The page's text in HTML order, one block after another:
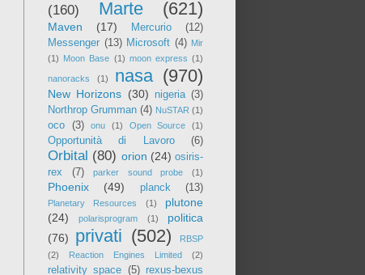
(160)
Marte (621)
Maven (17) Mercurio
(12)
Messenger (13) Microsoft (4) Mir
(1) Moon Base (1) moon express (1)
nanoracks (1) nasa (970)
New Horizons (30) nigeria (3)
Northrop Grumman (4) NuSTAR (1)
oco (3) onu (1) Open Source (1)
Opportunità di Lavoro (6)
Orbital (80) orion (24) osiris-
rex
(7) parker sound probe (1)
Phoenix (49) planck (13)
Planetary Resources (1)
plutone
(24)
polarisprogram (1)
politica
(76)
privati (502)
RBSP
(2)
Reaction Engines Limited (2)
relativity space (5) rexus-bexus